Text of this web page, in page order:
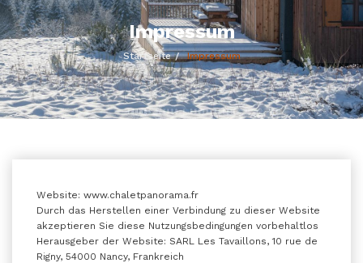
Impressum
Startseite Impressum
Website: www.chaletpanorama.fr
Durch das Herstellen einer Verbindung zu dieser Website
akzeptieren Sie diese Nutzungsbedingungen vorbehaltlos
Herausgeber der Website: SARL Les Tavaillons, 10 rue de
Rigny, 54000 Nancy, Frankreich